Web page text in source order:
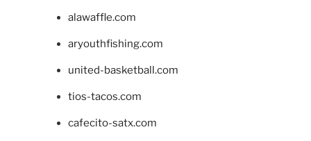
alawaffle.com
aryouthfishing.com
united-basketball.com
tios-tacos.com
cafecito-satx.com